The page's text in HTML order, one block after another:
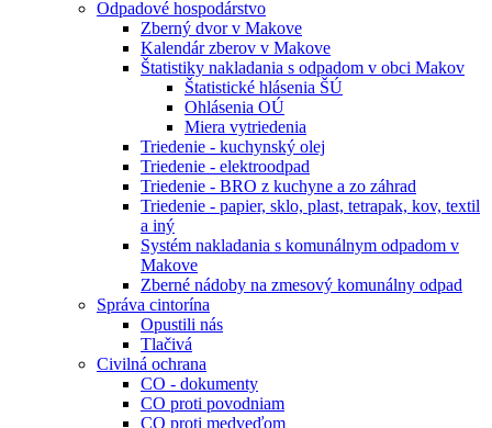
Odpadové hospodárstvo
Zberný dvor v Makove
Kalendár zberov v Makove
Štatistiky nakladania s odpadom v obci Makov
Štatistické hlásenia ŠÚ
Ohlásenia OÚ
Miera vytriedenia
Triedenie - kuchynský olej
Triedenie - elektroodpad
Triedenie - BRO z kuchyne a zo záhrad
Triedenie - papier, sklo, plast, tetrapak, kov, textil
a iný
Systém nakladania s komunálnym odpadom v
Makove
Zberné nádoby na zmesový komunálny odpad
Správa cintorína
Opustili nás
Tlačivá
Civilná ochrana
CO - dokumenty
CO proti povodniam
CO proti medveďom